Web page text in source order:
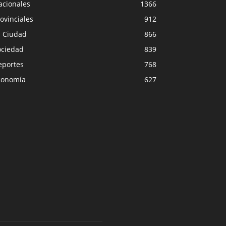
1366
912
Ciudad
866
839
768
627